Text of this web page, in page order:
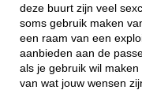
deze buurt zijn veel
soms gebruik maken
een raam van een
aanbieden aan de
als je gebruik wil
van wat jouw wensen